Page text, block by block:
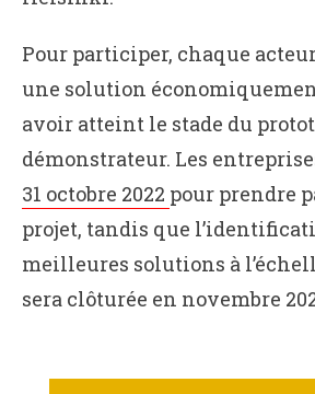
Pour participer, chaque
une solution
avoir atteint le stade du
démonstrateur. Les
31 octobre 2022 pour prendre
projet, tandis que
meilleures solutions à
sera clôturée en novembre